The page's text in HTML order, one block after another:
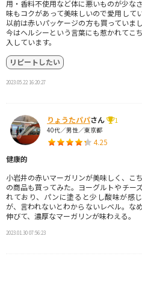
用・香料不使用など体に悪いものが少な
味もコクがあって美味しいので愛用してい
以前は赤いパッケージの方も買っていまし
今はヘルシーという言葉にも惹かれてこ
入しています。
リピートしたい
2023.05.22 16:20:27
りょうたパパさん
1
40代／男性／東京都
4.25
健康的
小岩井の赤いマーガリンが美味しく、こ
の商品も買ってみた。ヨーグルトやチー
れており、パンに塗ると少し酸味が感
が、言われないとわからないレベル。な
伸びて、濃厚なマーガリンが味わえる。
2023.01.30 07:56:23